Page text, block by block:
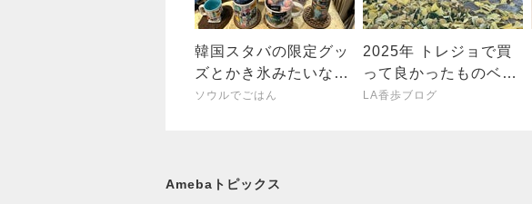
韓国スタバの限定グッ
ズとかき氷みたいなか
わいいネイル/明洞イー
ソウルでごはん
2025年 トレジョで買
って良かったものベス
ト10
LA香歩ブログ
Amebaトピックス